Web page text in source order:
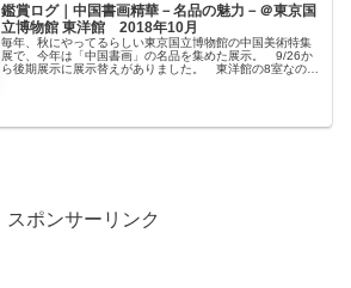
鑑賞ログ｜中国書画精華－名品の魅力－＠東京国
立博物館 東洋館 2018年10月
毎年、秋にやってるらしい東京国立博物館の中国美術特集
展で、今年は「中国書画」の名品を集めた展示。 9/26か
ら後期展示に展示替えがありました。 東洋館の8室なので
スポンサーリンク